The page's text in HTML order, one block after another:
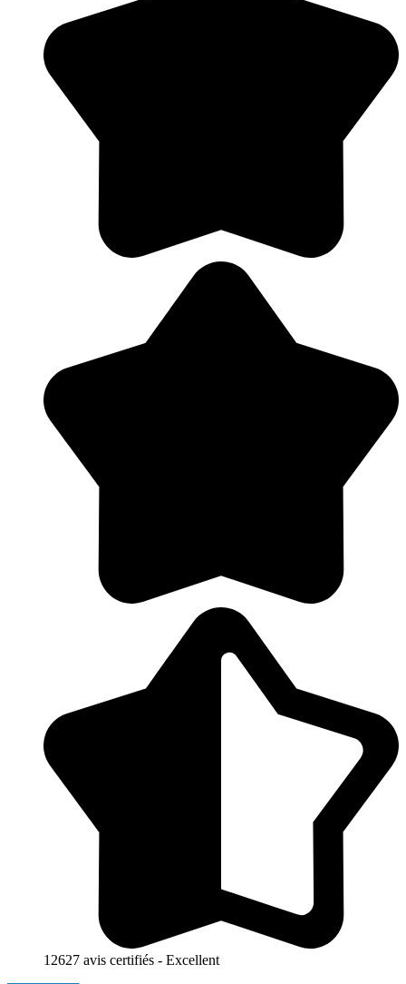
12627 avis certifiés - Excellent